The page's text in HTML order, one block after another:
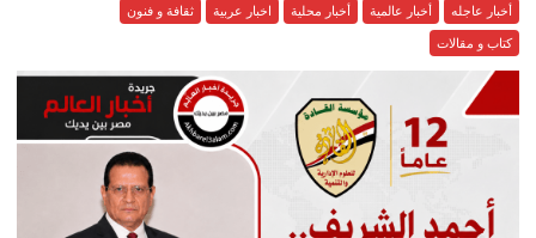
أخبار عاجله أخبار عالمية أخبار محلية اخبار عربية
ثقافة و فنون
كتاب و مقالات